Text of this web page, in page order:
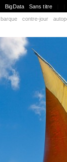
BigData Sans titre
barque contre-jour